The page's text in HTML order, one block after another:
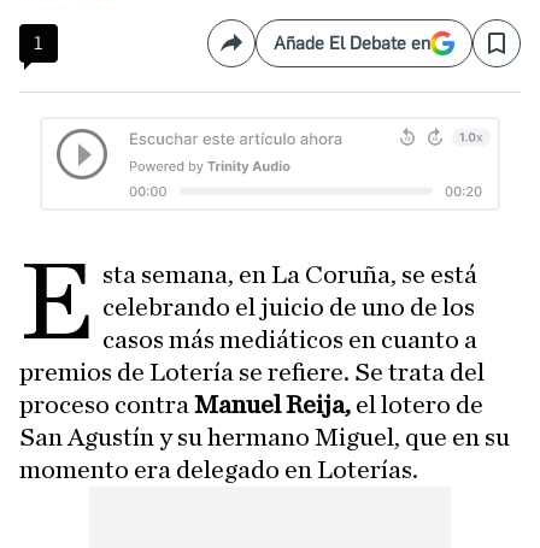
1 CompartirAñade El Debate en Save
E sta semana, en La Coruña, se está
celebrando el juicio de uno de los
casos más mediáticos en cuanto a
premios de Lotería se refiere. Se trata del
proceso contra Manuel Reija, el lotero de
San Agustín y su hermano Miguel, que en su
momento era delegado en Loterías.